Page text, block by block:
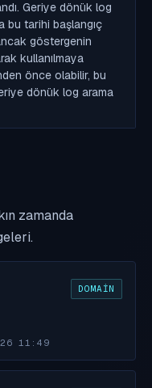
Geriye dönük log
bu tarihi başlangıç
göstergenin
kullanılmaya
önce olabilir, bu
dönük log arama
zamanda
DOMAIN
11:49